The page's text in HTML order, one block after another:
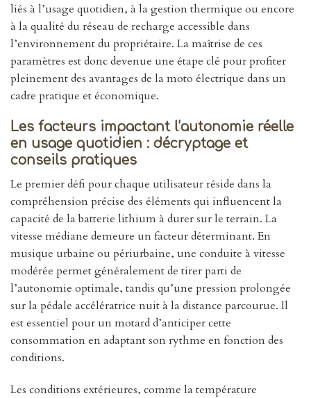
liés à l’usage quotidien, à la gestion thermique ou encore
à la qualité du réseau de recharge accessible dans
l’environnement du propriétaire. La maîtrise de ces
paramètres est donc devenue une étape clé pour profiter
pleinement des avantages de la moto électrique dans un
cadre pratique et économique.
Les facteurs impactant l’autonomie réelle
en usage quotidien : décryptage et
conseils pratiques
Le premier défi pour chaque utilisateur réside dans la
compréhension précise des éléments qui influencent la
capacité de la batterie lithium à durer sur le terrain. La
vitesse médiane demeure un facteur déterminant. En
musique urbaine ou périurbaine, une conduite à vitesse
modérée permet généralement de tirer parti de
l’autonomie optimale, tandis qu’une pression prolongée
sur la pédale accélératrice nuit à la distance parcourue. Il
est essentiel pour un motard d’anticiper cette
consommation en adaptant son rythme en fonction des
conditions.
Les conditions extérieures, comme la température